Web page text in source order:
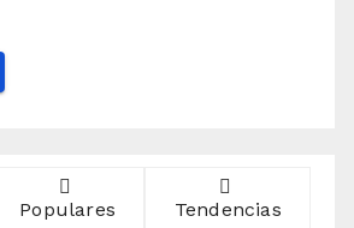
Populares Tendencias